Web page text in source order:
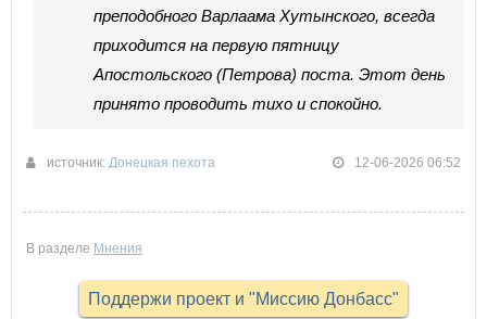
преподобного Варлаама Хутынского, всегда
приходится на первую пятницу
Апостольского (Петрова) поста. Этот день
принято проводить тихо и спокойно.
источник: Донецкая пехота 12-06-2026 06:52
В разделе Мнения
Поддержи проект и "Миссию Донбасс"